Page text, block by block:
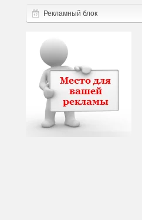
Рекламный блок